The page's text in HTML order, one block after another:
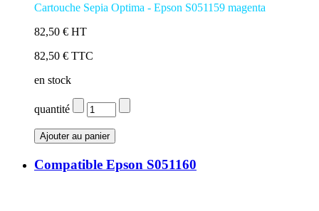
Cartouche Sepia Optima - Epson S051159 magenta
82,50 € HT
82,50 € TTC
en stock
quantité
Compatible Epson S051160